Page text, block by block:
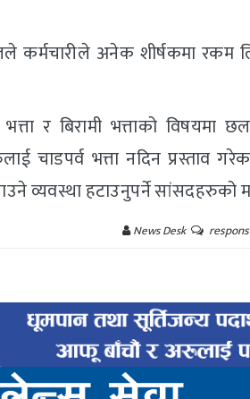
कर्मचारीले अनेक शीर्षकमा रकम
भत्ता र बिरामी भत्ताको
चाडपर्व भत्ता नदिन प्रस्ताव
व्यवस्था हटाउनुपर्ने सांसदहरुको
News Desk